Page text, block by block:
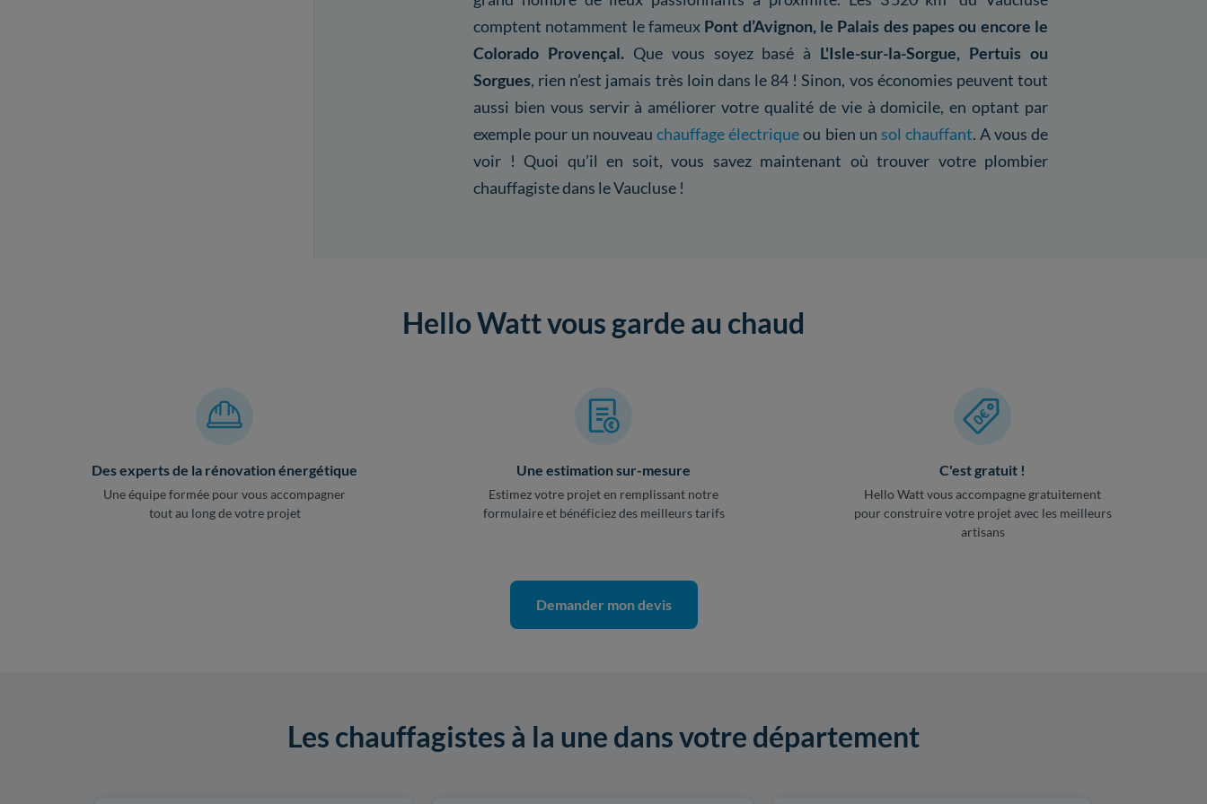
comptent notamment le fameux Pont d’Avignon, le Palais des papes ou encore le
Colorado Provençal. Que vous soyez basé à L'Isle-sur-la-Sorgue, Pertuis ou
Sorgues, rien n’est jamais très loin dans le 84 ! Sinon, vos économies peuvent tout
aussi bien vous servir à améliorer votre qualité de vie à domicile, en optant par
exemple pour un nouveauchauffage électriqueou bien un sol chauffant. A vous de
voir ! Quoi qu’il en soit, vous savez maintenant où trouver votre plombier
chauffagiste dans le Vaucluse !
Hello Watt vous garde au chaud
Des experts de la rénovation énergétique
Une équipe formée pour vous accompagner
tout au long de votre projet
Une estimation sur-mesure
Estimez votre projet en remplissant notre
formulaire et bénéficiez des meilleurs tarifs
C'est gratuit !
Hello Watt vous accompagne gratuitement
pour construire votre projet avec les meilleurs
artisans
Demander mon devis
Les chauffagistes à la une dans votre département